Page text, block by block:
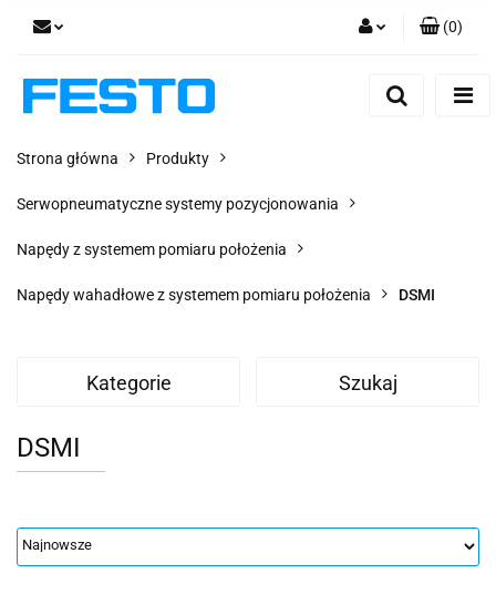
(0)
Strona główna Produkty
Serwopneumatyczne systemy pozycjonowania
Napędy z systemem pomiaru położenia
Napędy wahadłowe z systemem pomiaru położenia DSMI
Kategorie Szukaj
DSMI